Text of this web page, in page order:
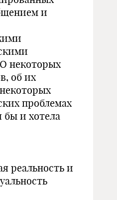
и
некоторых
об их
проблемах
и хотела
реальность и